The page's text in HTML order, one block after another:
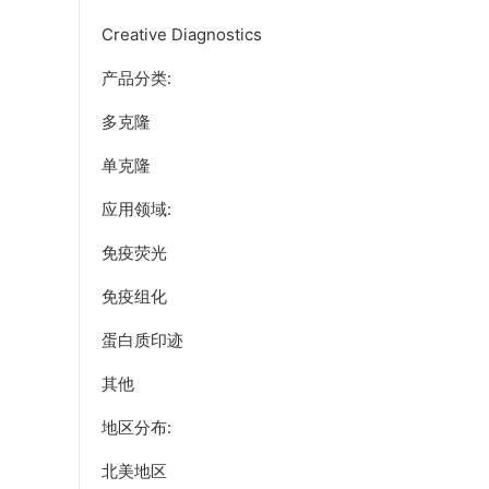
Creative Diagnostics
产品分类:
多克隆
单克隆
应用领域:
免疫荧光
免疫组化
蛋白质印迹
其他
地区分布:
北美地区